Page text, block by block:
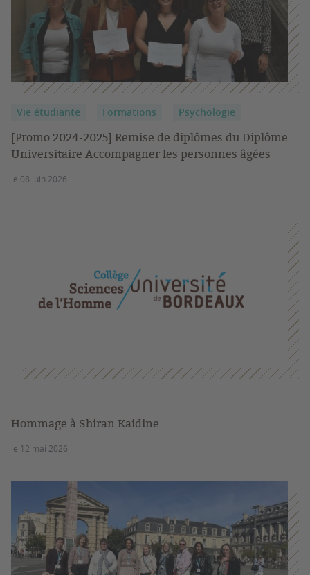
Vie étudiante Formations Psychologie
[Promo 2024-2025] Remise de diplômes du Diplôme
Universitaire Accompagner les personnes âgées
le 08 juin 2026
Hommage à Shiran Kaidine
le 12 mai 2026